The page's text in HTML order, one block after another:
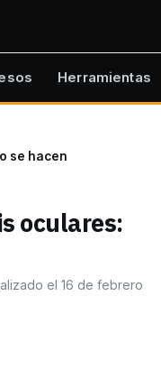
Herramientas
se hacen
oculares:
el 16 de febrero